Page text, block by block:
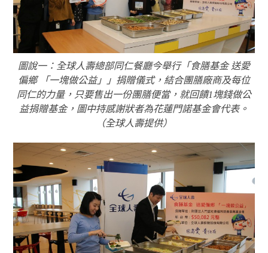
圖說一：全球人壽總部同仁餐廳今舉行「食膳基金 送愛
偏鄉 「一塊做公益」」捐贈儀式，結合團膳廠商及每位
同仁的力量，只要售出一份團膳便當，就回饋1塊錢做公
益捐贈基金，圖中持感謝狀者為花蓮門諾基金會代表。
（全球人壽提供）